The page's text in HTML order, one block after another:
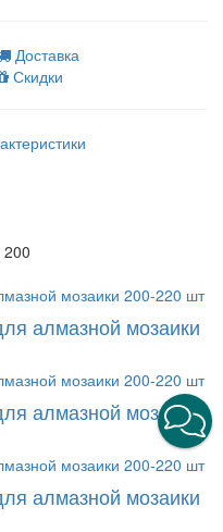
Доставка
Скидки
алмазной мозаики
алмазной мозаики
алмазной мозаики